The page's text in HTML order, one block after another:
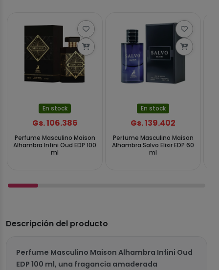
En stock
Gs. 106.386
Perfume Masculino Maison
Alhambra Infini Oud EDP 100
ml
En stock
Gs. 139.402
Perfume Masculino Maison
Alhambra Salvo Elixir EDP 60
ml
Descripción del producto
Perfume Masculino Maison Alhambra Infini Oud
EDP 100 ml, una fragancia amaderada